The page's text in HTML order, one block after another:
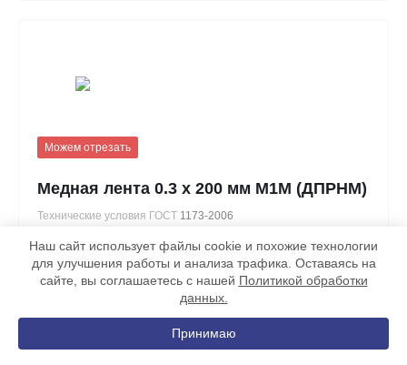
Можем отрезать
Медная лента 0.3 х 200 мм М1М (ДПРНМ)
Технические условия ГОСТ 1173-2006
В наличии
0.3
Наш сайт использует файлы cookie и похожие технологии
для улучшения работы и анализа трафика. Оставаясь на
сайте, вы соглашаетесь с нашей Политикой обработки
данных.
Принимаю